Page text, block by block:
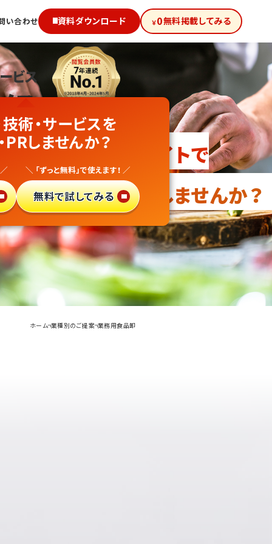
い合わせ 資料ダウンロード ￥0無料掲載してみる
ビス
!
向け無料PRサイトで
業種参入 しませんか？
術・サービスを
しませんか？
＼ 「ずっと無料」で使えます！ ／
無料で試してみる
ホーム 業種別のご提案 業務用食品卸